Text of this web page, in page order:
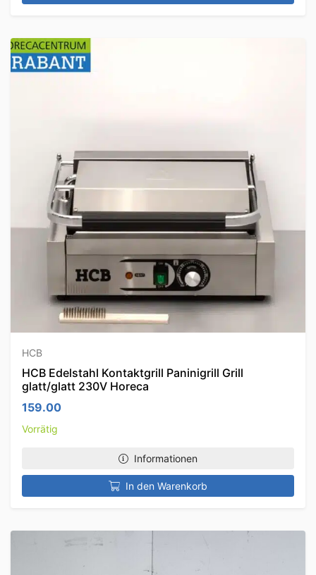
HCB
HCB Edelstahl Kontaktgrill Paninigrill Grill
glatt/glatt 230V Horeca
159.00
Vorrätig
Informationen
In den Warenkorb